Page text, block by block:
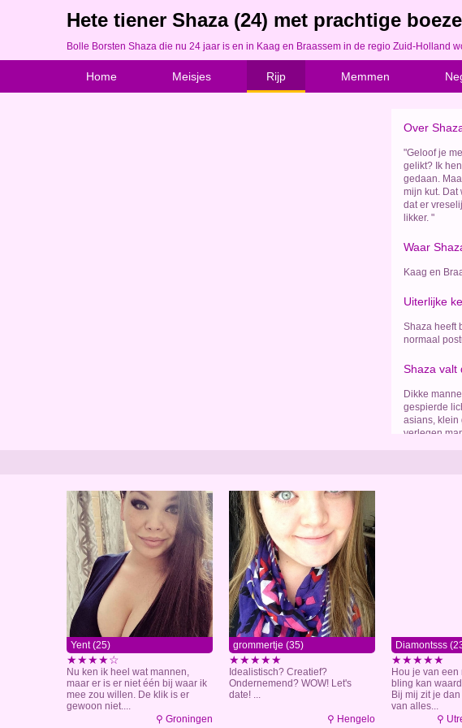
Hete tiener Shaza (24) met prachtige
Bolle Borsten Shaza die nu 24 jaar is en in Kaag en Braassem in de regio Zuid-Holland
Home Meisjes Rijp Memmen
Over
"Geloof je
gelikt? Ik
gedaan.
mijn kut. Dat
dat er
likker. "
Waar
Kaag en
Uiterlijke
Shaza heeft
normaal
Shaza valt
Dikke
gespierde
asians, klein
verlegen
Yent (25)
★★★★☆
Nu ken ik heel wat mannen,
maar er is er niet één bij waar ik
mee zou willen. De klik is er
gewoon niet....
⚲ Groningen
grommertje (35)
★★★★★
Idealistisch? Creatief?
Ondernemend? WOW! Let's
date! ...
⚲ Hengelo
Diamontsss
★★★★★
Hou je van
bling kan
Bij mij zit je
van alles...
⚲